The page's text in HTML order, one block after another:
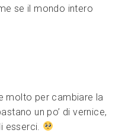
se il mondo intero
molto per cambiare la
un po’ di vernice,
esserci.